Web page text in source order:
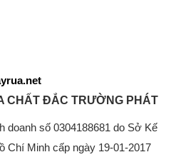
CHẤT ĐẮC TRƯỜNG PHÁT
doanh số 0304188681 do Sở Kế
Chí Minh cấp ngày 19-01-2017